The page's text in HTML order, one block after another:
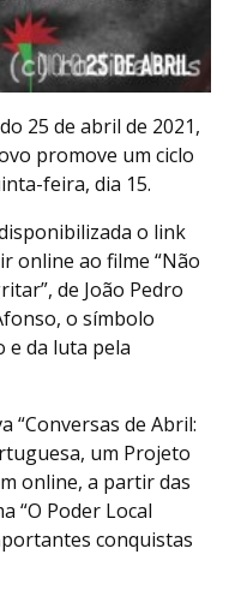
25 de abril de 2021,
promove um ciclo
feira, dia 15.
o link
online ao filme “Não
de João Pedro
o símbolo
e da luta pela
“Conversas de Abril:
um Projeto
online, a partir das
“O Poder Local
conquistas